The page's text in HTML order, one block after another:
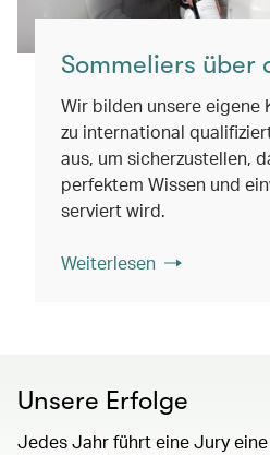
Sommeliers über
Wir bilden unsere eigene
zu international
aus, um sicherzustellen,
perfektem Wissen und
serviert wird.
Weiterlesen
Unsere Erfolge
Jedes Jahr führt eine Jury